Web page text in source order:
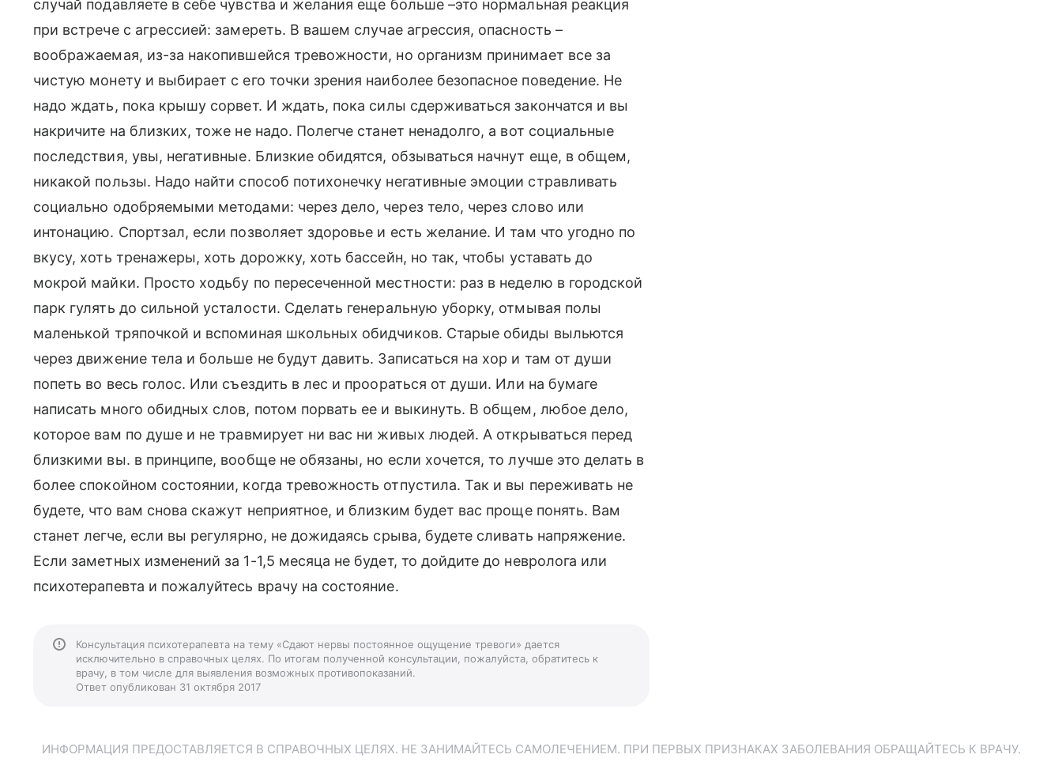
случай подавляете в себе чувства и желания еще больше –это нормальная реакция
при встрече с агрессией: замереть. В вашем случае агрессия, опасность –
воображаемая, из-за накопившейся тревожности, но организм принимает все за
чистую монету и выбирает с его точки зрения наиболее безопасное поведение. Не
надо ждать, пока крышу сорвет. И ждать, пока силы сдерживаться закончатся и вы
накричите на близких, тоже не надо. Полегче станет ненадолго, а вот социальные
последствия, увы, негативные. Близкие обидятся, обзываться начнут еще, в общем,
никакой пользы. Надо найти способ потихонечку негативные эмоции стравливать
социально одобряемыми методами: через дело, через тело, через слово или
интонацию. Спортзал, если позволяет здоровье и есть желание. И там что угодно по
вкусу, хоть тренажеры, хоть дорожку, хоть бассейн, но так, чтобы уставать до
мокрой майки. Просто ходьбу по пересеченной местности: раз в неделю в городской
парк гулять до сильной усталости. Сделать генеральную уборку, отмывая полы
маленькой тряпочкой и вспоминая школьных обидчиков. Старые обиды выльются
через движение тела и больше не будут давить. Записаться на хор и там от души
попеть во весь голос. Или съездить в лес и проораться от души. Или на бумаге
написать много обидных слов, потом порвать ее и выкинуть. В общем, любое дело,
которое вам по душе и не травмирует ни вас ни живых людей. А открываться перед
близкими вы. в принципе, вообще не обязаны, но если хочется, то лучше это делать в
более спокойном состоянии, когда тревожность отпустила. Так и вы переживать не
будете, что вам снова скажут неприятное, и близким будет вас проще понять. Вам
станет легче, если вы регулярно, не дожидаясь срыва, будете сливать напряжение.
Если заметных изменений за 1-1,5 месяца не будет, то дойдите до невролога или
психотерапевта и пожалуйтесь врачу на состояние.
Консультация психотерапевта на тему «Сдают нервы постоянное ощущение тревоги» дается
исключительно в справочных целях. По итогам полученной консультации, пожалуйста, обратитесь к
врачу, в том числе для выявления возможных противопоказаний.
Ответ опубликован 31 октября 2017
ИНФОРМАЦИЯ ПРЕДОСТАВЛЯЕТСЯ В СПРАВОЧНЫХ ЦЕЛЯХ. НЕ ЗАНИМАЙТЕСЬ САМОЛЕЧЕНИЕМ. ПРИ ПЕРВЫХ ПРИЗНАКАХ ЗАБОЛЕВАНИЯ ОБРАЩАЙТЕСЬ К ВРАЧУ.